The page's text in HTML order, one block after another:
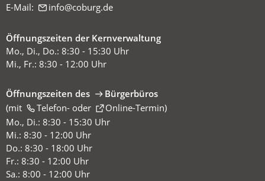
E-Mail:
info coburg de
Öffnungszeiten der Kernverwaltung
Mo., Di., Do.: 8:30 - 15:30 Uhr
Mi., Fr.: 8:30 - 12:00 Uhr
Öffnungszeiten des
Bürgerbüros
(mit
Telefon-oder Online-Termin
(Öffnet
in
einem
neuen
Tab)
)
Mo., Di.: 8:30 - 15:30 Uhr
Mi.: 8:30 - 12:00 Uhr
Do.: 8:30 - 18:00 Uhr
Fr.: 8:30 - 12:00 Uhr
Sa.: 8:00 - 12:00 Uhr